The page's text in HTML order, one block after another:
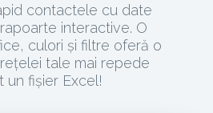
contactele cu date
interactive. O
culori și filtre oferă o
tale mai repede
un fișier Excel!